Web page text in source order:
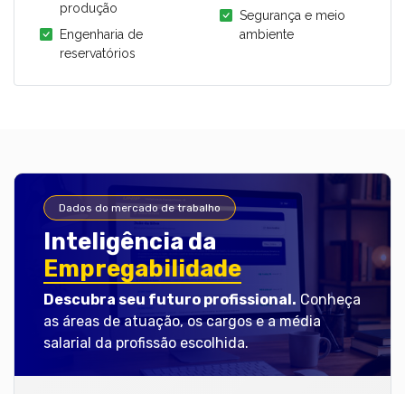
produção
Engenharia de
reservatórios
Segurança e meio
ambiente
Dados do mercado de trabalho
Inteligência da
Empregabilidade
Descubra seu futuro profissional. Conheça
as áreas de atuação, os cargos e a média
salarial da profissão escolhida.